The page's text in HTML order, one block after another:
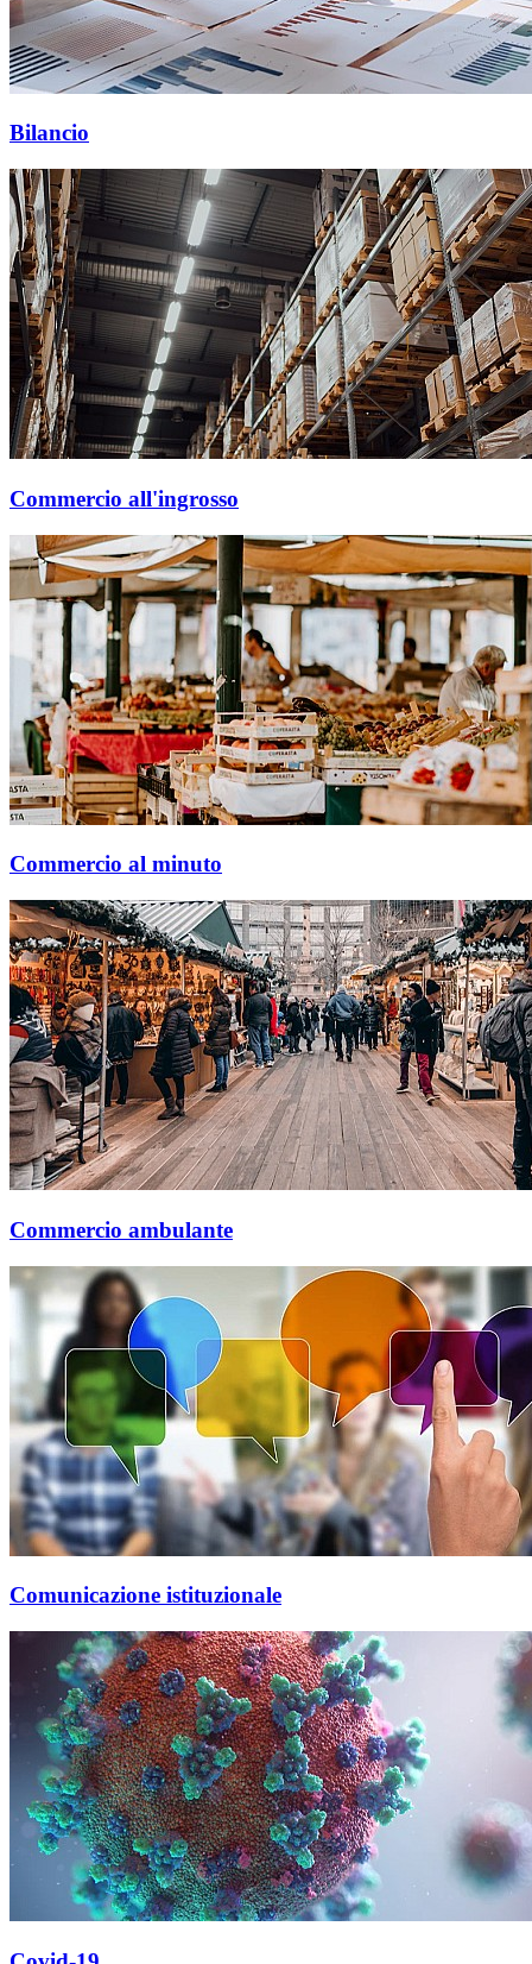
Bilancio
Commercio all'ingrosso
Commercio al minuto
Commercio ambulante
Comunicazione istituzionale